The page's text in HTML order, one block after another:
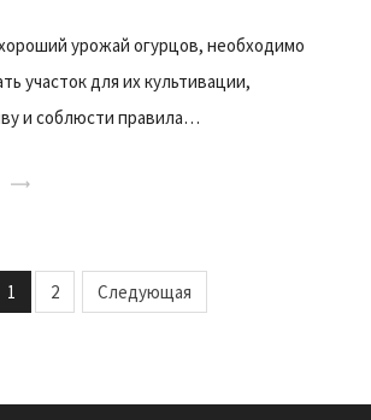
урожай огурцов, необходимо
участок для их культивации,
и соблюсти правила…
1 2 Следующая